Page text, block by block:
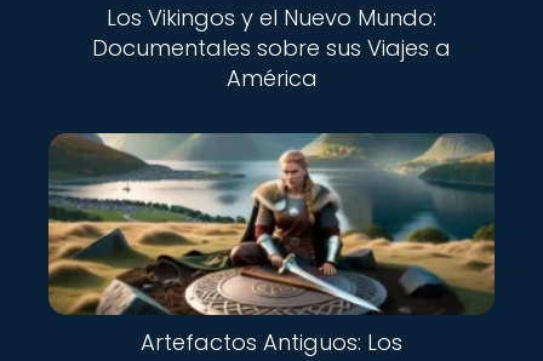
Los Vikingos y el Nuevo Mundo:
Documentales sobre sus Viajes a
América
Artefactos Antiguos: Los